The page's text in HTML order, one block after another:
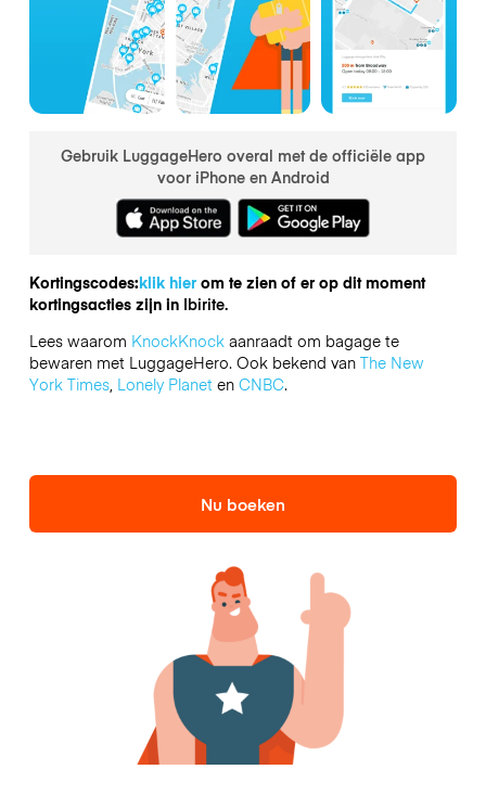
Gebruik LuggageHero overal met de officiële app
voor iPhone en Android
Kortingscodes:klik hierom te zien of er op dit moment
kortingsacties zijn in Ibirite.
Lees waarom KnockKnockaanraadt om bagage te
bewaren met LuggageHero. Ook bekend van The New
York Times, Lonely Planeten CNBC.
Nu boeken